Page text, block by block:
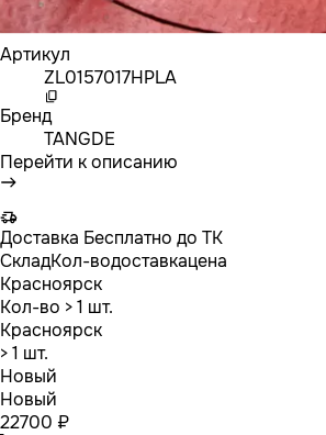
Артикул
ZL0157017HPLA
Бренд
TANGDE
Перейти к описанию
Доставка Бесплатно до ТК
СкладКол-водоставкацена
Красноярск
Кол-во > 1 шт.
Красноярск
> 1 шт.
Новый
Новый
22700 ₽